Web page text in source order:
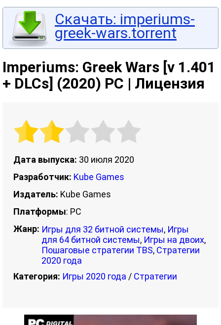
Скачать: imperiums-
greek-wars.torrent
Imperiums: Greek Wars [v 1.401
+ DLCs] (2020) PC | Лицензия
Дата выпуска: 30 июля 2020
Разработчик: Kube Games
Издатель: Kube Games
Платформы: PC
Жанр: Игры для 32 битной системы, Игры
для 64 битной системы, Игры на двоих,
Пошаговые стратегии TBS, Стратегии
2020 года
Категория: Игры 2020 года / Стратегии